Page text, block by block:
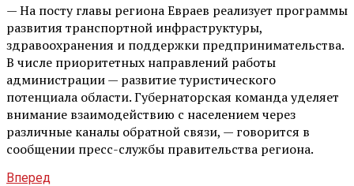
— На посту главы региона Евраев реализует программы
развития транспортной инфраструктуры,
здравоохранения и поддержки предпринимательства.
В числе приоритетных направлений работы
администрации — развитие туристического
потенциала области. Губернаторская команда уделяет
внимание взаимодействию с населением через
различные каналы обратной связи, — говорится в
сообщении пресс-службы правительства региона.
Вперед